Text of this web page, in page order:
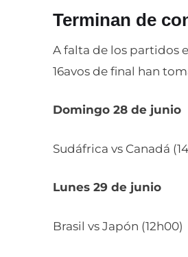
Terminan de
A falta de los partidos
16avos de final han
Domingo 28 de junio
Sudáfrica vs Canadá
Lunes 29 de junio
Brasil vs Japón (12h00)